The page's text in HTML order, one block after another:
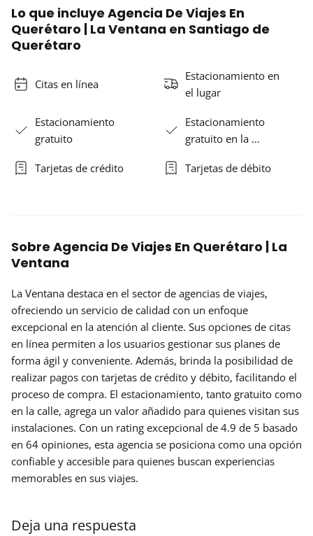
Lo que incluye Agencia De Viajes En
Querétaro | La Ventana en Santiago de
Querétaro
Citas en línea
Estacionamiento en
el lugar
Estacionamiento
gratuito
Estacionamiento
gratuito en la …
Tarjetas de crédito Tarjetas de débito
Sobre Agencia De Viajes En Querétaro | La
Ventana
La Ventana destaca en el sector de agencias de viajes,
ofreciendo un servicio de calidad con un enfoque
excepcional en la atención al cliente. Sus opciones de citas
en línea permiten a los usuarios gestionar sus planes de
forma ágil y conveniente. Además, brinda la posibilidad de
realizar pagos con tarjetas de crédito y débito, facilitando el
proceso de compra. El estacionamiento, tanto gratuito como
en la calle, agrega un valor añadido para quienes visitan sus
instalaciones. Con un rating excepcional de 4.9 de 5 basado
en 64 opiniones, esta agencia se posiciona como una opción
confiable y accesible para quienes buscan experiencias
memorables en sus viajes.
Deja una respuesta